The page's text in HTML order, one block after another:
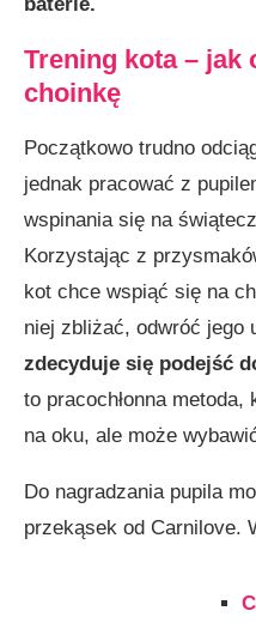
Trening kota – jak
choinkę
Początkowo trudno
jednak pracować z
wspinania się na
Korzystając z
kot chce wspiąć się na
niej zbliżać, odwróć jego
zdecyduje się podejść
to pracochłonna
na oku, ale może
Do nagradzania pupila
przekąsek od Carnilove.